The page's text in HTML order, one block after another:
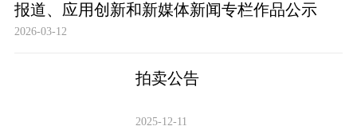
报道、应用创新和新媒体新闻专栏作品公示
2026-03-12
拍卖公告
2025-12-11